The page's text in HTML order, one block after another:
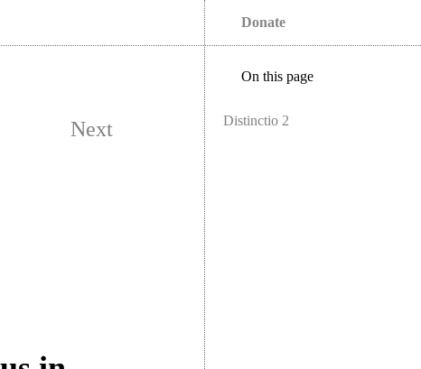
Donate
Next
On this page
Distinctio 2